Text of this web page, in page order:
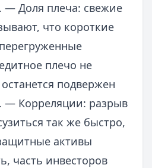
— Доля плеча: свежие
что короткие
плечо не
подвержен
— Корреляции: разрыв
так же быстро,
активы
часть инвесторов